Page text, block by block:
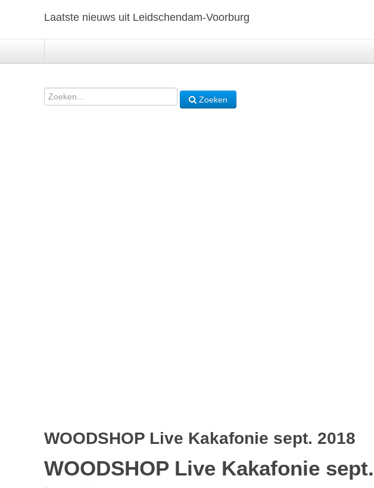
Laatste nieuws uit Leidschendam-Voorburg
Zoeken
WOODSHOP Live Kakafonie sept. 2018
WOODSHOP Live Kakafonie